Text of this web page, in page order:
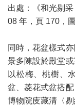
出處：《和光剔
08 年，頁 170，
同時，花盆樣式
景多陳設於殿堂
以松梅、桃樹、
盆、菱花式盆搭
博物院庋藏清〈